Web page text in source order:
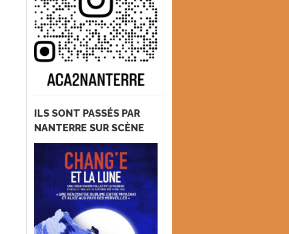
ILS SONT PASSÉS PAR
NANTERRE SUR SCÈNE